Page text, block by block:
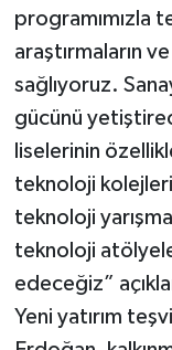
programımızla
araştırmaların
sağlıyoruz.
gücünü
liselerinin
teknoloji
teknoloji
teknoloji
edeceğiz”
Yeni yatırım